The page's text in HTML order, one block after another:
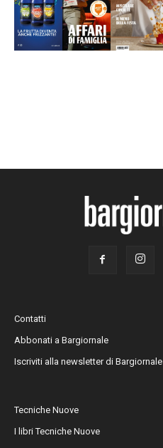
Contatti
Abbonati a Bargiornale
Iscriviti alla newsletter di Bargiornale
Tecniche Nuove
I libri Tecniche Nuove